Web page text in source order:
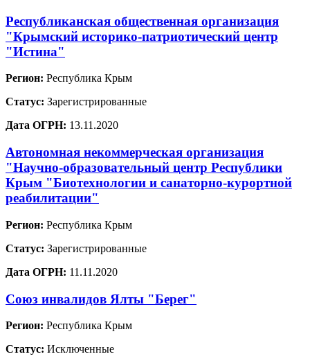
Республиканская общественная организация
"Крымский историко-патриотический центр
"Истина"
Регион: Республика Крым
Статус: Зарегистрированные
Дата ОГРН: 13.11.2020
Автономная некоммерческая организация
"Научно-образовательный центр Республики
Крым "Биотехнологии и санаторно-курортной
реабилитации"
Регион: Республика Крым
Статус: Зарегистрированные
Дата ОГРН: 11.11.2020
Союз инвалидов Ялты "Берег"
Регион: Республика Крым
Статус: Исключенные